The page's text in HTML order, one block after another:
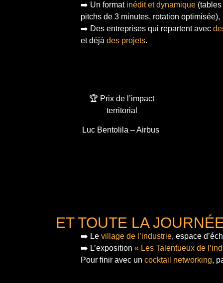
➡️ Un format inédit et dynamique
pitchs de 3 minutes, rotation optimisée),
➡️ Des entreprises qui repartent avec
et déjà des projets.
🏆 Prix de l’impact
territorial
Luc Bentolila – Airbus
ET TOUTE LA
➡️ Le village de l’industrie, espace
➡️ L’exposition « Les Talentueux de
Pour finir avec un cocktail networking,